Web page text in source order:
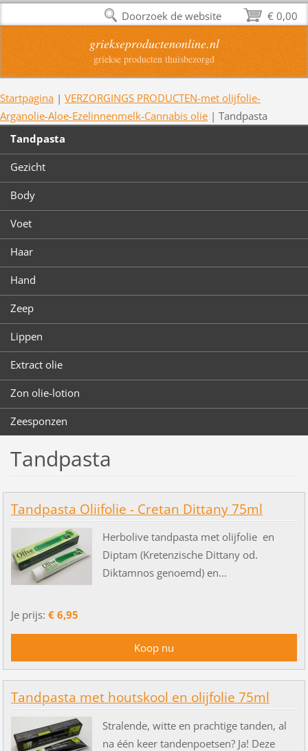
griekseproductenonline.nl
griekse producten thuisbezorgd
Startpagina | VERZORGINGS PRODUCTEN-met olijfolie-
Arganolie-Aloe-Ezelinnenmelk-Cannabis olie | Tandpasta
Tandpasta
Gezicht
Body
Voet
Haar
Hand
Zeep
Lippen
Extract olie
Zon olie-lotion
Zeesponzen
Tandpasta
Tandpasta Oliifolie - Cretan Dittany 75ml
Herbolive tandpasta met olijfolie en
Diptam (Kretenzische Dittany od.
Diktamnos genoemd) en...
Je prijs: € 6,95
Tandpasta met houtskool en olijfolie 75ml
Stralende, witte en prachtige tanden, al
na één keer tandenpoetsen? Ja! Deze
€ 0,00
Doorzoek de website